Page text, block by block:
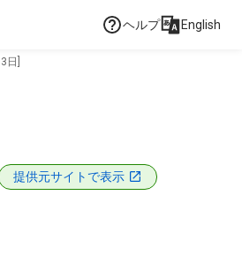
ヘルプ English
日]
提供元サイトで表示